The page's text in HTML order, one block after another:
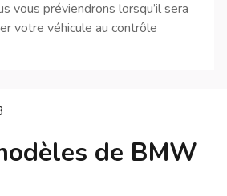
de BMW
vous préviendrons lorsqu’il sera
votre véhicule au contrôle